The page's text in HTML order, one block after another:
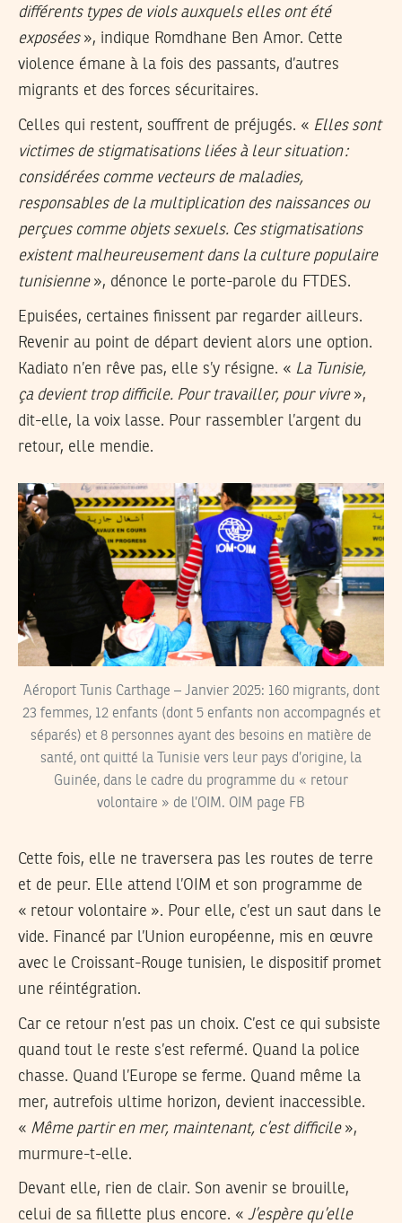
différents types de viols auxquels elles ont été
exposées», indique Romdhane Ben Amor. Cette
violence émane à la fois des passants, d’autres
migrants et des forces sécuritaires.
Celles qui restent, souffrent de préjugés. « Elles sont
victimes de stigmatisations liées à leur situation :
considérées comme vecteurs de maladies,
responsables de la multiplication des naissances ou
perçues comme objets sexuels. Ces stigmatisations
existent malheureusement dans la culture populaire
tunisienne», dénonce le porte-parole du FTDES.
Epuisées, certaines finissent par regarder ailleurs.
Revenir au point de départ devient alors une option.
Kadiato n’en rêve pas, elle s’y résigne. « La Tunisie,
ça devient trop difficile. Pour travailler, pour vivre»,
dit-elle, la voix lasse. Pour rassembler l’argent du
retour, elle mendie.
Aéroport Tunis Carthage – Janvier 2025: 160 migrants, dont
23 femmes, 12 enfants (dont 5 enfants non accompagnés et
séparés) et 8 personnes ayant des besoins en matière de
santé, ont quitté la Tunisie vers leur pays d’origine, la
Guinée, dans le cadre du programme du « retour
volontaire » de l’OIM. OIM page FB
Cette fois, elle ne traversera pas les routes de terre
et de peur. Elle attend l’OIM et son programme de
« retour volontaire ». Pour elle, c’est un saut dans le
vide. Financé par l’Union européenne, mis en œuvre
avec le Croissant-Rouge tunisien, le dispositif promet
une réintégration.
Car ce retour n’est pas un choix. C’est ce qui subsiste
quand tout le reste s’est refermé. Quand la police
chasse. Quand l’Europe se ferme. Quand même la
mer, autrefois ultime horizon, devient inaccessible.
« Même partir en mer, maintenant, c’est difficile»,
murmure-t-elle.
Devant elle, rien de clair. Son avenir se brouille,
celui de sa fillette plus encore. « J’espère qu’elle